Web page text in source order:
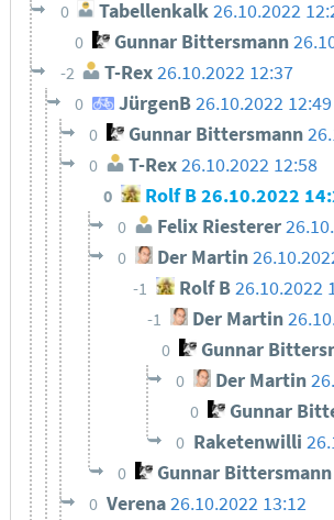
0 Tabellenkalk26.10.2022
0 Gunnar Bittersmann
-2 T-Rex26.10.2022 12:37
0 JürgenB26.10.2022 12:49
0 Gunnar Bittersmann
0 T-Rex26.10.2022 12:58
0 Rolf B26.10.2022
0 Felix Riesterer
0 Der Martin
-1 Rolf B26.10.2022
-1 Der Martin
0 Gunnar
0 Der Martin
0 Gunnar
0 Raketenwilli
0 Gunnar Bittersmann
0 Verena26.10.2022 13:12